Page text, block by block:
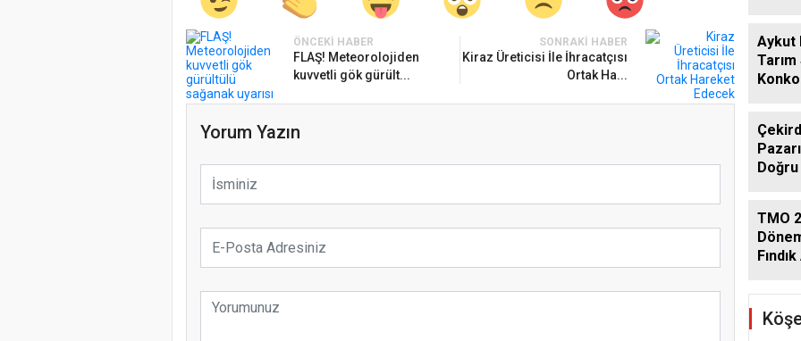
ÖNCEKI HABER
FLAŞ! Meteorolojiden
kuvvetli gök gürült...
SONRAKI HABER
Kiraz Üreticisi İle İhracatçısı
Ortak Ha...
Yorum Yazın
Aykut
TMO